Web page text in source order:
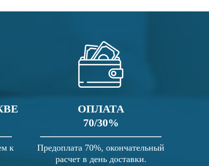
к
ОПЛАТА
70/30%
Предоплата 70%, окончательный
расчет в день доставки.